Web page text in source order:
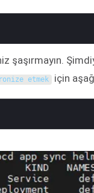
şaşırmayın.
etmek için